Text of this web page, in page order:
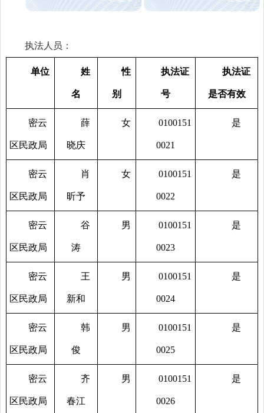
执法人员：
单位 姓
名
性
别
执法证
号
执法证
是否有效
密云
区民政局
薛
晓庆
女 0100151
0021
是
密云
区民政局
肖
昕予
女 0100151
0022
是
密云
区民政局
谷
涛
男 0100151
0023
是
密云
区民政局
王
新和
男 0100151
0024
是
密云
区民政局
韩
俊
男 0100151
0025
是
密云
区民政局
齐
春江
男 0100151
0026
是